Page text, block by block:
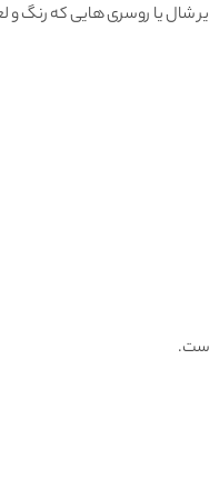
شال یا روسری هایی که رنگ و